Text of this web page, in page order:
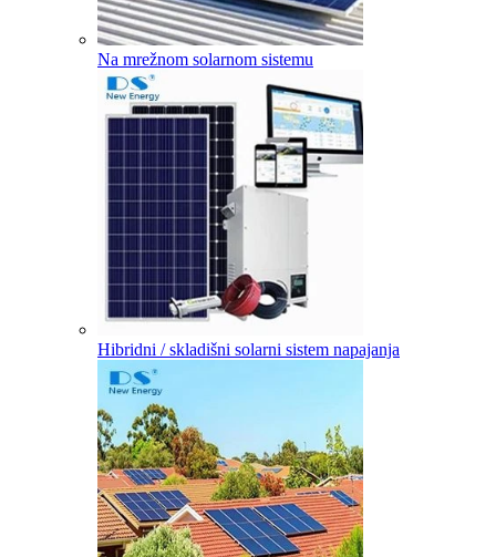
Na mrežnom solarnom sistemu
Hibridni / skladišni solarni sistem napajanja